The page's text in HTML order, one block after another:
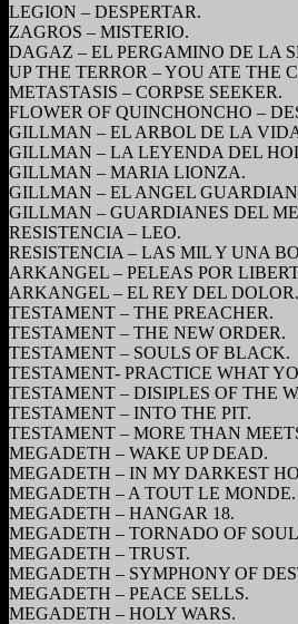
LEGION – DESPERTAR.
ZAGROS – MISTERIO.
DAGAZ – EL PERGAMINO DE LA
UP THE TERROR – YOU ATE THE
METASTASIS – CORPSE SEEKER.
FLOWER OF QUINCHONCHO –
GILLMAN – EL ARBOL DE LA
GILLMAN – LA LEYENDA DEL
GILLMAN – MARIA LIONZA.
GILLMAN – EL ANGEL
GILLMAN – GUARDIANES DEL
RESISTENCIA – LEO.
RESISTENCIA – LAS MIL Y UNA
ARKANGEL – PELEAS POR
ARKANGEL – EL REY DEL DOLOR.
TESTAMENT – THE PREACHER.
TESTAMENT – THE NEW ORDER.
TESTAMENT – SOULS OF BLACK.
TESTAMENT- PRACTICE WHAT
TESTAMENT – DISIPLES OF THE
TESTAMENT – INTO THE PIT.
TESTAMENT – MORE THAN
MEGADETH – WAKE UP DEAD.
MEGADETH – IN MY DARKEST
MEGADETH – A TOUT LE MONDE.
MEGADETH – HANGAR 18.
MEGADETH – TORNADO OF
MEGADETH – TRUST.
MEGADETH – SYMPHONY OF
MEGADETH – PEACE SELLS.
MEGADETH – HOLY WARS.